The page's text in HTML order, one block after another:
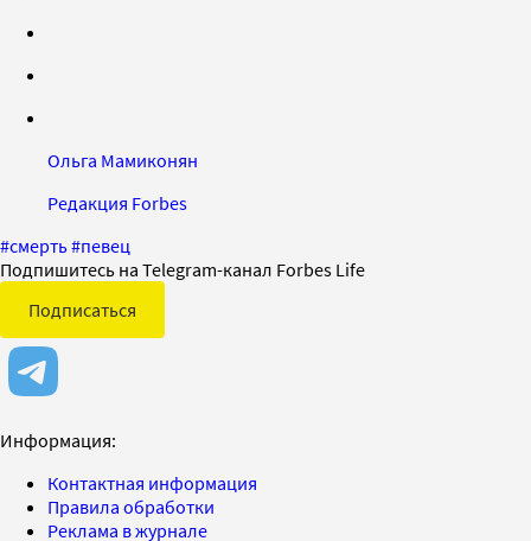
Ольга Мамиконян
Редакция Forbes
#смерть#певец
Подпишитесь на Telegram-канал Forbes Life
Подписаться
Информация:
Контактная информация
Правила обработки
Реклама в журнале